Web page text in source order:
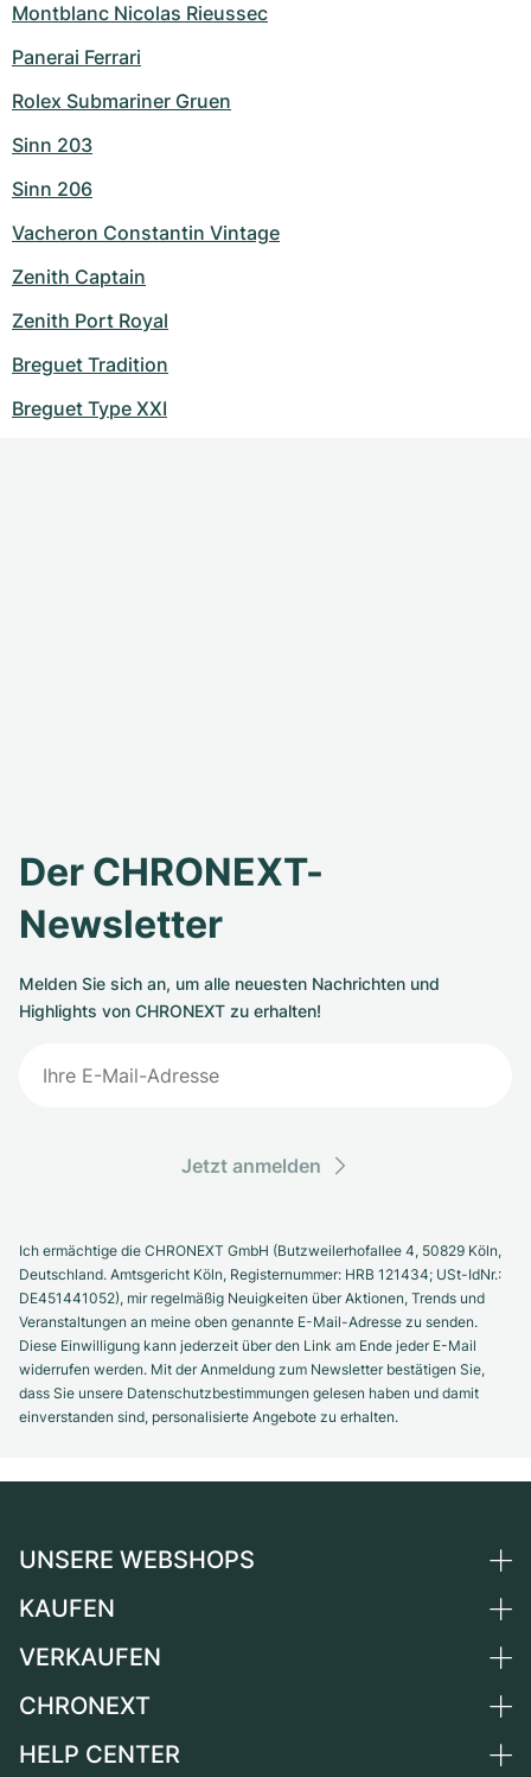
Montblanc Nicolas Rieussec
Panerai Ferrari
Rolex Submariner Gruen
Sinn 203
Sinn 206
Vacheron Constantin Vintage
Zenith Captain
Zenith Port Royal
Breguet Tradition
Breguet Type XXI
Der CHRONEXT-
Newsletter
Melden Sie sich an, um alle neuesten Nachrichten und
Highlights von CHRONEXT zu erhalten!
Jetzt anmelden
Ich ermächtige die CHRONEXT GmbH (Butzweilerhofallee 4, 50829 Köln,
Deutschland. Amtsgericht Köln, Registernummer: HRB 121434; USt-IdNr.:
DE451441052), mir regelmäßig Neuigkeiten über Aktionen, Trends und
Veranstaltungen an meine oben genannte E-Mail-Adresse zu senden.
Diese Einwilligung kann jederzeit über den Link am Ende jeder E-Mail
widerrufen werden. Mit der Anmeldung zum Newsletter bestätigen Sie,
dass Sie unsere Datenschutzbestimmungen gelesen haben und damit
einverstanden sind, personalisierte Angebote zu erhalten.
UNSERE WEBSHOPS
Deutschland
Schweiz
Frankreich
KAUFEN
Alle Luxusuhren
Independent Brands
VERKAUFEN
Uhr verkaufen
CHRONEXT
Über uns
HELP CENTER